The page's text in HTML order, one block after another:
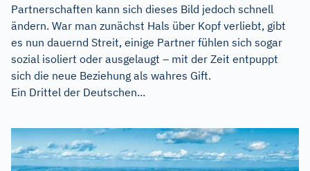
Partnerschaften kann sich dieses Bild jedoch schnell
ändern. War man zunächst Hals über Kopf verliebt, gibt
es nun dauernd Streit, einige Partner fühlen sich sogar
sozial isoliert oder ausgelaugt – mit der Zeit entpuppt
sich die neue Beziehung als wahres Gift.
Ein Drittel der Deutschen...